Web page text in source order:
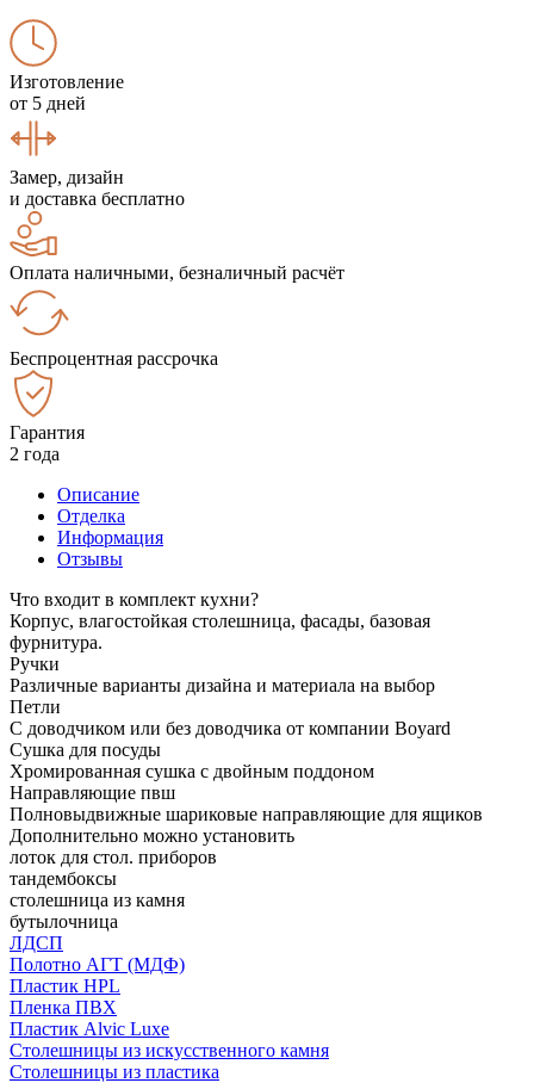
Изготовление
от 5 дней
Замер, дизайн
и доставка бесплатно
Оплата наличными, безналичный расчёт
Беспроцентная рассрочка
Гарантия
2 года
Описание
Отделка
Информация
Отзывы
Что входит в комплект кухни?
Корпус, влагостойкая столешница, фасады, базовая
фурнитура.
Ручки
Различные варианты дизайна и материала на выбор
Петли
С доводчиком или без доводчика от компании Boyard
Сушка для посуды
Хромированная сушка с двойным поддоном
Направляющие пвш
Полновыдвижные шариковые направляющие для ящиков
Дополнительно можно установить
лоток для стол. приборов
тандембоксы
столешница из камня
бутылочница
ЛДСП
Полотно АГТ (МДФ)
Пластик HPL
Пленка ПВХ
Пластик Alvic Luxe
Столешницы из искусственного камня
Столешницы из пластика